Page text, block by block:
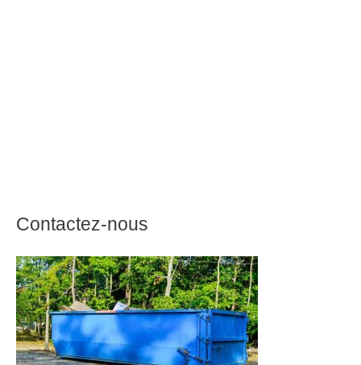
Contactez-nous